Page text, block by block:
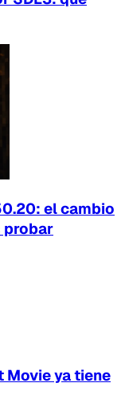
el cambio
probar
Movie ya tiene